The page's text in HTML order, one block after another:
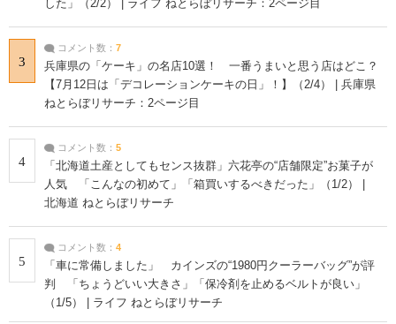
した」（2/2） | ライフ ねとらぼリサーチ：2ページ目
3
コメント数： 7
兵庫県の「ケーキ」の名店10選！ 一番うまいと思う店はどこ？
【7月12日は「デコレーションケーキの日」！】（2/4） | 兵庫県
ねとらぼリサーチ：2ページ目
4
コメント数： 5
「北海道土産としてもセンス抜群」六花亭の“店舗限定”お菓子が
人気 「こんなの初めて」「箱買いするべきだった」（1/2） |
北海道 ねとらぼリサーチ
5
コメント数： 4
「車に常備しました」 カインズの“1980円クーラーバッグ”が評
判 「ちょうどいい大きさ」「保冷剤を止めるベルトが良い」
（1/5） | ライフ ねとらぼリサーチ